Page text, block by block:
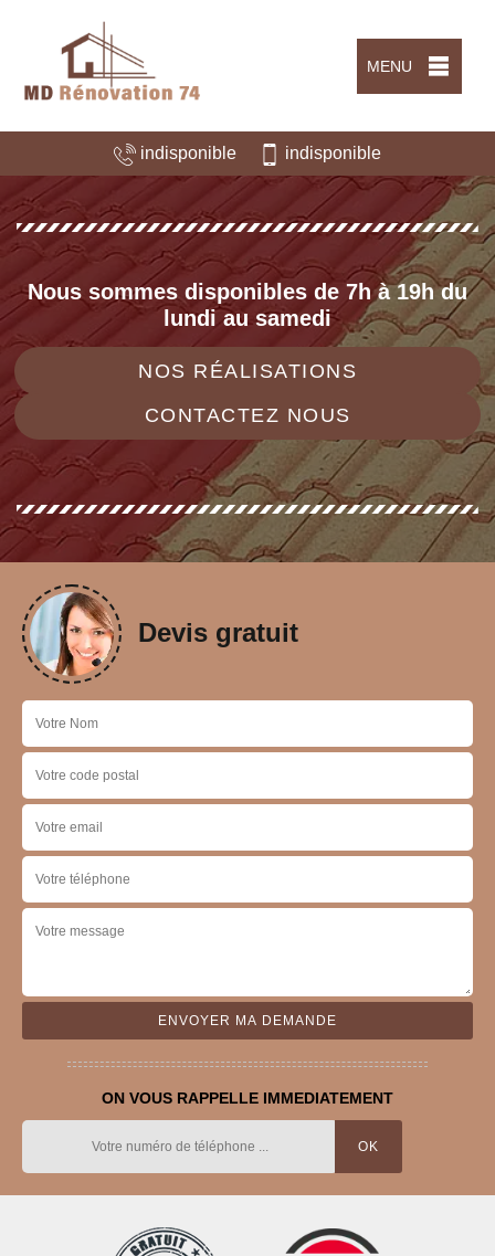
MENU
indisponible indisponible
Nous sommes disponibles de 7h à 19h du
lundi au samedi
NOS RÉALISATIONS
CONTACTEZ NOUS
Devis gratuit
ON VOUS RAPPELLE IMMEDIATEMENT